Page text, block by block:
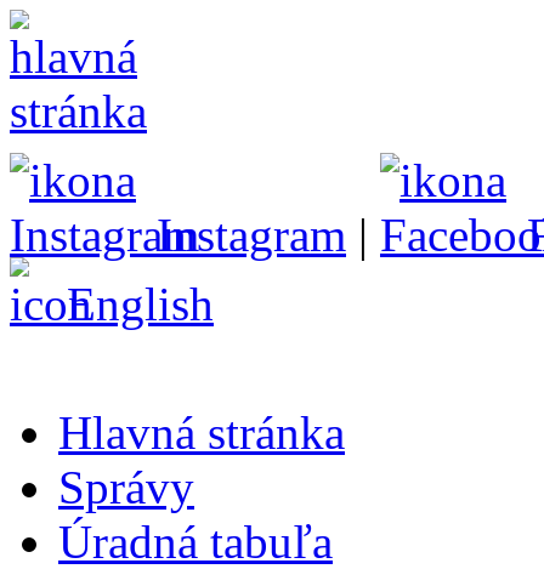
Instagram |
English
Hlavná stránka
Správy
Úradná tabuľa